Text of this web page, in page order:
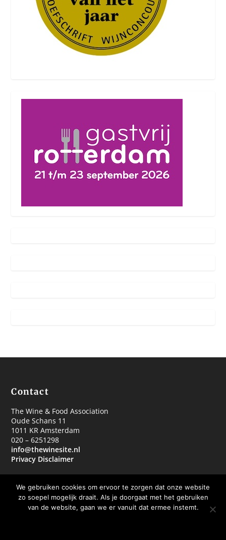
Contact
The Wine & Food Association
Oude Schans 11
1011 KR Amsterdam
020 – 6251298
info@thewinesite.nl
Privacy Disclaimer
We gebruiken cookies om ervoor te zorgen dat onze website
zo soepel mogelijk draait. Als je doorgaat met het gebruiken
van de website, gaan we er vanuit dat ermee instemt.